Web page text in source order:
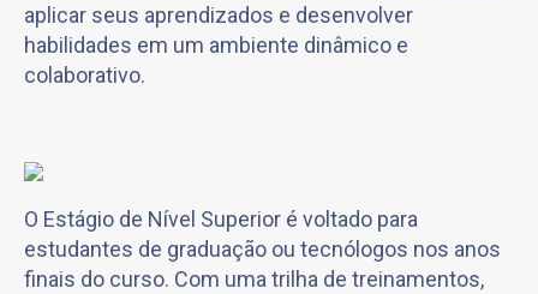
aplicar seus aprendizados e desenvolver
habilidades em um ambiente dinâmico e
colaborativo.
O Estágio de Nível Superior é voltado para
estudantes de graduação ou tecnólogos nos anos
finais do curso. Com uma trilha de treinamentos,